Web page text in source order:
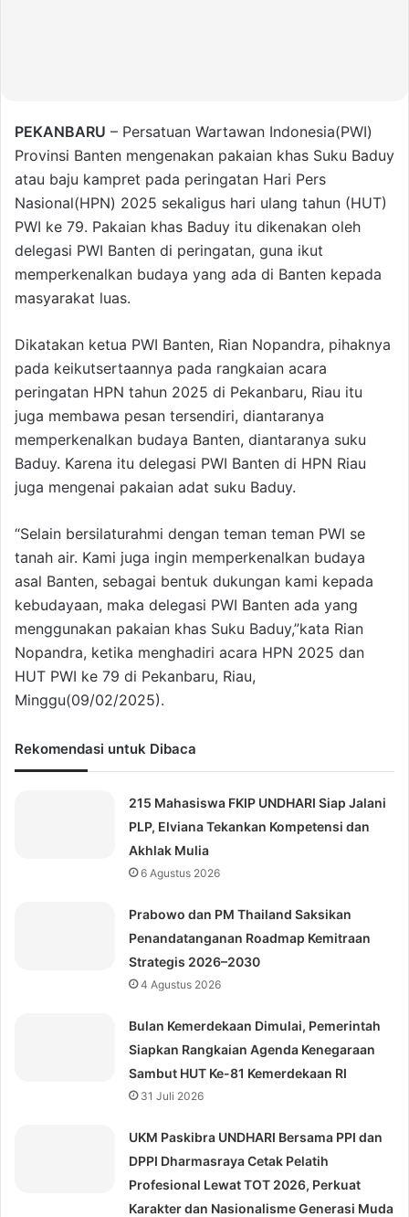
PEKANBARU – Persatuan Wartawan Indonesia(PWI)
Provinsi Banten mengenakan pakaian khas Suku Baduy
atau baju kampret pada peringatan Hari Pers
Nasional(HPN) 2025 sekaligus hari ulang tahun (HUT)
PWI ke 79. Pakaian khas Baduy itu dikenakan oleh
delegasi PWI Banten di peringatan, guna ikut
memperkenalkan budaya yang ada di Banten kepada
masyarakat luas.
Dikatakan ketua PWI Banten, Rian Nopandra, pihaknya
pada keikutsertaannya pada rangkaian acara
peringatan HPN tahun 2025 di Pekanbaru, Riau itu
juga membawa pesan tersendiri, diantaranya
memperkenalkan budaya Banten, diantaranya suku
Baduy. Karena itu delegasi PWI Banten di HPN Riau
juga mengenai pakaian adat suku Baduy.
“Selain bersilaturahmi dengan teman teman PWI se
tanah air. Kami juga ingin memperkenalkan budaya
asal Banten, sebagai bentuk dukungan kami kepada
kebudayaan, maka delegasi PWI Banten ada yang
menggunakan pakaian khas Suku Baduy,”kata Rian
Nopandra, ketika menghadiri acara HPN 2025 dan
HUT PWI ke 79 di Pekanbaru, Riau,
Minggu(09/02/2025).
Rekomendasi untuk Dibaca
215 Mahasiswa FKIP UNDHARI Siap Jalani
PLP, Elviana Tekankan Kompetensi dan
Akhlak Mulia
6 Agustus 2026
Prabowo dan PM Thailand Saksikan
Penandatanganan Roadmap Kemitraan
Strategis 2026–2030
4 Agustus 2026
Bulan Kemerdekaan Dimulai, Pemerintah
Siapkan Rangkaian Agenda Kenegaraan
Sambut HUT Ke-81 Kemerdekaan RI
31 Juli 2026
UKM Paskibra UNDHARI Bersama PPI dan
DPPI Dharmasraya Cetak Pelatih
Profesional Lewat TOT 2026, Perkuat
Karakter dan Nasionalisme Generasi Muda